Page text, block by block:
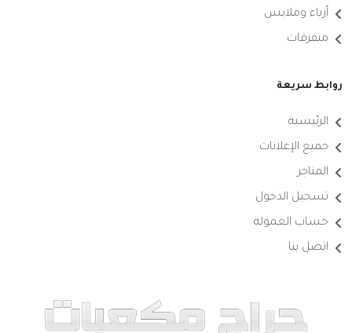
أزياء وملابس
متفرقات
روابط سريعة
الرئيسية
جميع الإعلانات
المتاجر
تسجيل الدخول
حساب العمولة
اتصل بنا